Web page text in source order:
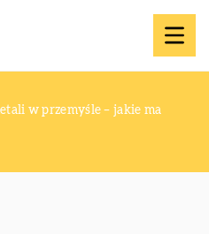
w przemyśle – jakie ma